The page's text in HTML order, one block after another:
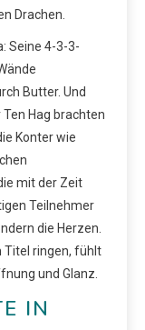
Drachen.
Seine 4-3-3-
Butter. Und
Hag brachten
Konter wie
mit der Zeit
Teilnehmer
die Herzen.
Titel ringen, fühlt
und Glanz.
IN